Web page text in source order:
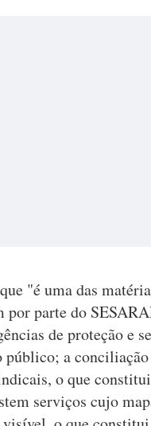
"é uma das
por parte do
de proteção e
público; a
o que
serviços cujo